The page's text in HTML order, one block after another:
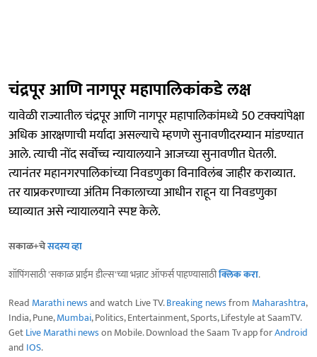
चंद्रपूर आणि नागपूर महापालिकांकडे लक्ष
यावेळी राज्यातील चंद्रपूर आणि नागपूर महापालिकांमध्ये 50 टक्क्यांपेक्षा
अधिक आरक्षणाची मर्यादा असल्याचे म्हणणे सुनावणीदरम्यान मांडण्यात
आले. त्याची नोंद सर्वोच्च न्यायालयाने आजच्या सुनावणीत घेतली.
त्यानंतर महानगरपालिकांच्या निवडणुका विनाविलंब जाहीर कराव्यात.
तर याप्रकरणाच्या अंतिम निकालाच्या आधीन राहून या निवडणुका
घ्याव्यात असे न्यायालयाने स्पष्ट केले.
सकाळ+चेसदस्य व्हा
शॉपिंगसाठी 'सकाळ प्राईम डील्स'च्या भन्नाट ऑफर्स पाहण्यासाठीक्लिक करा.
Read Marathi newsand watch Live TV.Breaking newsfrom Maharashtra,
India, Pune,Mumbai, Politics, Entertainment, Sports, Lifestyle at SaamTV.
GetLive Marathi newson Mobile. Download the Saam Tv app forAndroid
and IOS.